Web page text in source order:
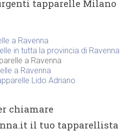
tapparelle Milano
a Ravenna
in tutta la provincia di Ravenna
a Ravenna
a Ravenna
Lido Adriano
chiamare
il tuo tapparellista